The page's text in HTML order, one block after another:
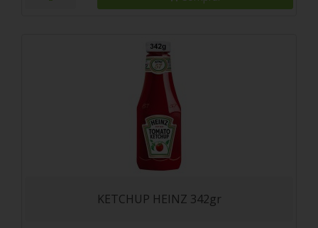
KETCHUP HEINZ 342gr